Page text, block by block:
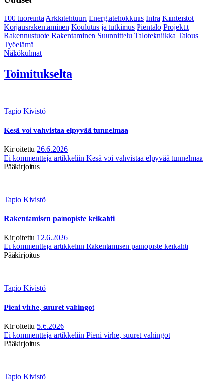
100 tuoreintaArkkitehtuuri Energiatehokkuus Infra Kiinteistöt
Korjausrakentaminen Koulutus ja tutkimus Pientalo Projektit
Rakennustuote Rakentaminen Suunnittelu Talotekniikka Talous
Työelämä
Näkökulmat
Toimitukselta
Tapio Kivistö
Kesä voi vahvistaa elpyvää tunnelmaa
Kirjoitettu 26.6.2026
Ei kommentteja artikkeliin Kesä voi vahvistaa elpyvää tunnelmaa
Pääkirjoitus
Tapio Kivistö
Rakentamisen painopiste keikahti
Kirjoitettu 12.6.2026
Ei kommentteja artikkeliin Rakentamisen painopiste keikahti
Pääkirjoitus
Tapio Kivistö
Pieni virhe, suuret vahingot
Kirjoitettu 5.6.2026
Ei kommentteja artikkeliin Pieni virhe, suuret vahingot
Pääkirjoitus
Tapio Kivistö